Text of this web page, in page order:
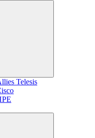
Telesis